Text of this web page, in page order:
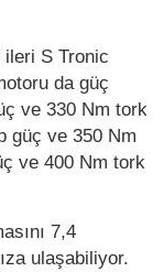
ileri S Tronic
da güç
ve 330 Nm tork
güç ve 350 Nm
ve 400 Nm tork
7,4
ulaşabiliyor.